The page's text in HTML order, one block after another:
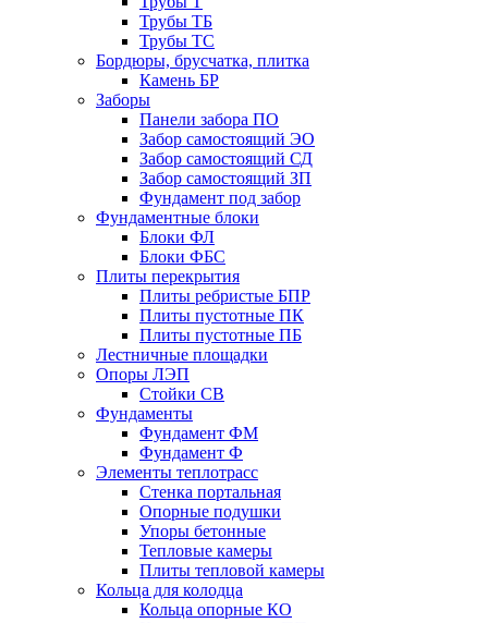
Трубы ТБ
Трубы ТС
Бордюры, брусчатка, плитка
Камень БР
Заборы
Панели забора ПО
Забор самостоящий ЭО
Забор самостоящий СД
Забор самостоящий ЗП
Фyндамент под забор
Фундаментные блоки
Блоки ФЛ
Блоки ФБС
Плиты перекрытия
Плиты ребристые БПР
Плиты пустотные ПК
Плиты пустотные ПБ
Лестничные площадки
Опоры ЛЭП
Стойки СВ
Фундаменты
Фyндамент ФМ
Фyндамент Ф
Элементы теплотрасс
Стенка портальная
Опорные подушки
Упоры бетонные
Тепловые камеры
Плиты тепловой камеры
Кольца для колодца
Кольца опорные КО